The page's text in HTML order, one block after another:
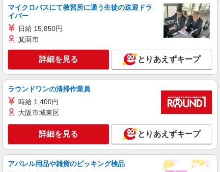
時給1500円〜2125円 ＜日払い有/週払い有/交
キープ 詳細を見る
身体負担少なめ！サ高住STAFF募集▼フロア
時給1500円〜2125円 ＜日払い有/週払い有/交
通費全支給(ガソリン代含む)＞
春日井市内
キープ 詳細を見る
マイクロバスにて教習所に通う生徒の送迎ドラ
イバー
日給 15,850円
箕面市
詳細を見る とりあえずキープ
ラウンドワンの清掃作業員
時給 1,400円
大阪市城東区
詳細を見る とりあえずキープ
アパレル用品や雑貨のピッキング検品